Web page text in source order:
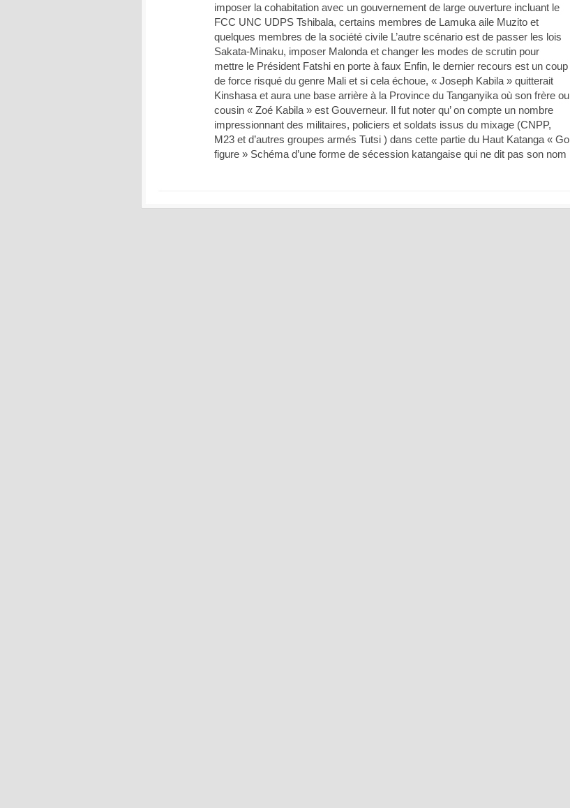
imposer la cohabitation avec un gouvernement de large ouverture incluant le
FCC UNC UDPS Tshibala, certains membres de Lamuka aile Muzito et
quelques membres de la société civile L’autre scénario est de passer les lois
Sakata-Minaku, imposer Malonda et changer les modes de scrutin pour
mettre le Président Fatshi en porte à faux Enfin, le dernier recours est un coup
de force risqué du genre Mali et si cela échoue, « Joseph Kabila » quitterait
Kinshasa et aura une base arrière à la Province du Tanganyika où son frère ou
cousin « Zoé Kabila » est Gouverneur. Il fut noter qu’ on compte un nombre
impressionnant des militaires, policiers et soldats issus du mixage (CNPP,
M23 et d’autres groupes armés Tutsi ) dans cette partie du Haut Katanga « Go
figure » Schéma d’une forme de sécession katangaise qui ne dit pas son nom